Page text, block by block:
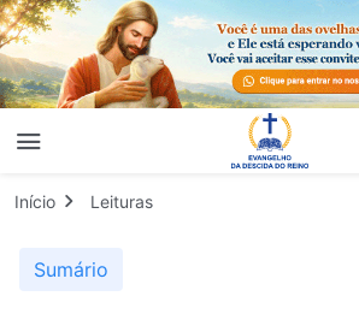
Início Leituras
Sumário